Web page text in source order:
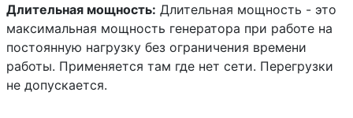
Длительная мощность: Длительная мощность - это
максимальная мощность генератора при работе на
постоянную нагрузку без ограничения времени
работы. Применяется там где нет сети. Перегрузки
не допускается.